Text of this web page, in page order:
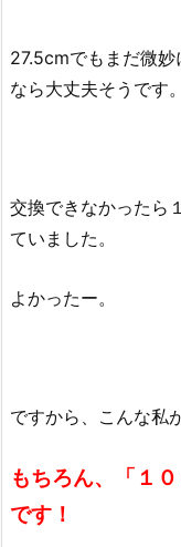
27.5cmでもまだ微
なら大丈夫そうです。
交換できなかったら
ていました。
よかったー。
ですから、こんな私
もちろん、「１
です！